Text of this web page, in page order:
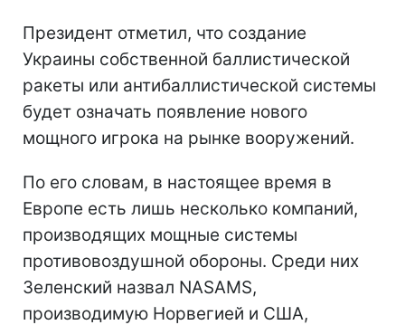
Президент отметил, что создание
Украины собственной баллистической
ракеты или антибаллистической системы
будет означать появление нового
мощного игрока на рынке вооружений.
По его словам, в настоящее время в
Европе есть лишь несколько компаний,
производящих мощные системы
противовоздушной обороны. Среди них
Зеленский назвал NASAMS,
производимую Норвегией и США,